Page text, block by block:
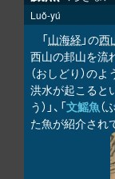
Luǒ-yú
「山海経 」の西
西山の邽山を流
（おしどり）の
洪水が起こると
う）」、「文鰩魚（
た魚が紹介され